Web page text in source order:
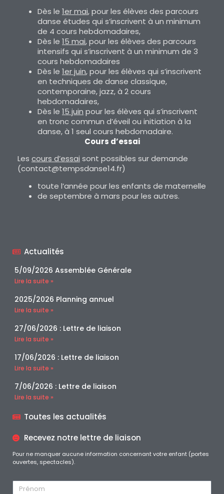
Dès le 1er mai, pour les élèves des parcours
danse études qui s’inscrivent à un minimum
de 4 cours hebdomadaires,
Dès le 15 mai, pour les élèves des parcours
intensifs qui s’inscrivent à un minimum de 3
cours hebdomadaires
Dès le 1er juin, pour les élèves qui s’inscrivent
en techniques de danse classique,
contemporaine, jazz, à 2 cours
hebdomadaires,
Dès le 15 juin pour les élèves qui s’inscrivent
en tronc commun d’éveil ou initiation à la
danse, à 1 seul cours hebdomadaire.
Cours d’essai
Les cours d’essai sont possibles sur demande
(contact@tempsdanse14.fr)
toute l’année pour les enfants de maternelle
de septembre à mars pour les autres.
Actualités
5/09/2026 Assemblée Générale
Lire la suite »
2025/2026 Planning annuel
Lire la suite »
27/06/2026 : Lettre de liaison
Lire la suite »
17/06/2026 : Lettre de liaison
Lire la suite »
7/06/2026 : Lettre de liaison
Lire la suite »
Toutes les actualités
Recevez notre lettre de liaison
Pour ne manquer aucune information concernant votre enfant (portes
ouvertes, spectacles).